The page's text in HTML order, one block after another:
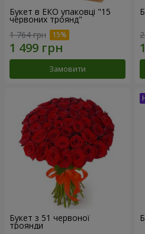
Букет в ЕКО упаковці "15
червоних троянд"
1 764 грн
Замовити
Букет з 51 червоної
троянди